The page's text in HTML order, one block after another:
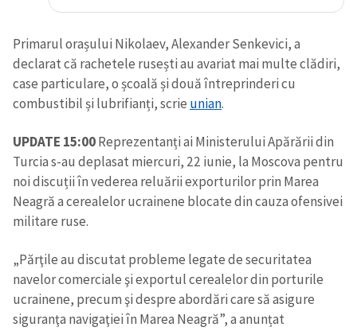
Primarul orașului Nikolaev, Alexander Senkevici, a
declarat că rachetele rusești au avariat mai multe clădiri,
case particulare, o școală și două întreprinderi cu
combustibil și lubrifianți, scrie unian.
UPDATE 15:00Reprezentanți ai Ministerului Apărării din
Turcia s-au deplasat miercuri, 22 iunie, la Moscova pentru
noi discuții în vederea reluării exporturilor prin Marea
Neagră a cerealelor ucrainene blocate din cauza ofensivei
militare ruse.
„Părţile au discutat probleme legate de securitatea
navelor comerciale şi exportul cerealelor din porturile
ucrainene, precum şi despre abordări care să asigure
siguranţa navigaţiei în Marea Neagră”, a anunțat